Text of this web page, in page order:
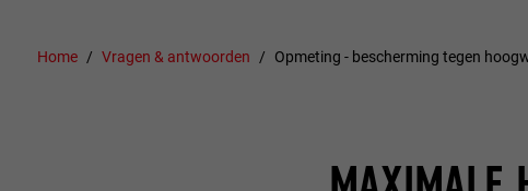
Home Vragen & antwoorden Opmeting - bescherming tegen